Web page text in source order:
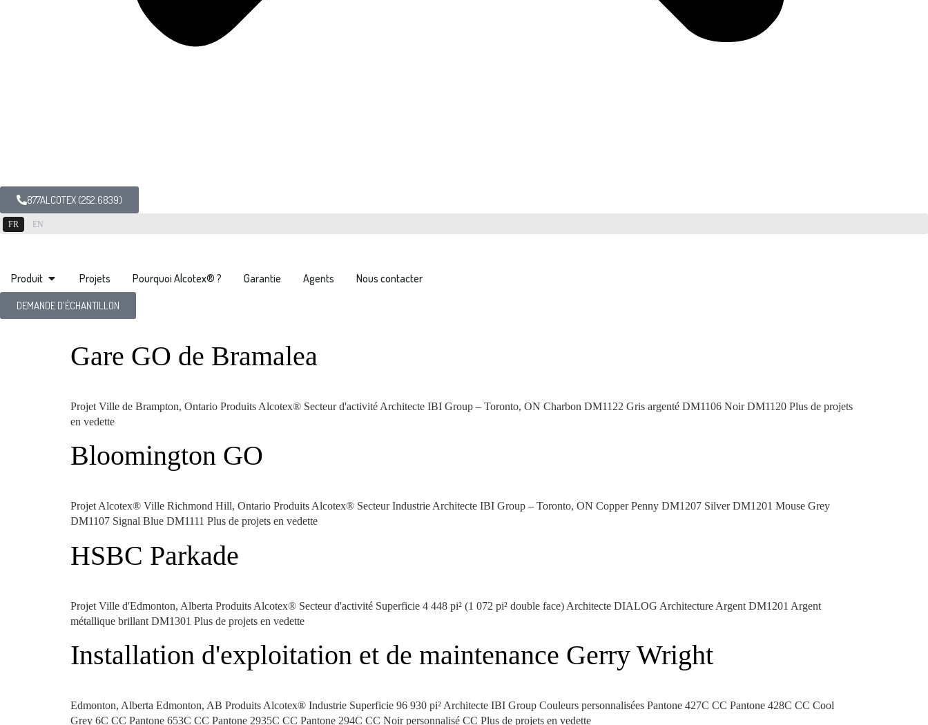
877ALCOTEX (252.6839)
FR EN
Produit Projets Pourquoi Alcotex® ? Garantie Agents Nous contacter
DEMANDE D'ÉCHANTILLON
Gare GO de Bramalea
Projet Ville de Brampton, Ontario Produits Alcotex® Secteur d'activité Architecte IBI Group – Toronto, ON Charbon DM1122 Gris argenté DM1106 Noir DM1120 Plus de projets
en vedette
Bloomington GO
Projet Alcotex® Ville Richmond Hill, Ontario Produits Alcotex® Secteur Industrie Architecte IBI Group – Toronto, ON Copper Penny DM1207 Silver DM1201 Mouse Grey
DM1107 Signal Blue DM1111 Plus de projets en vedette
HSBC Parkade
Projet Ville d'Edmonton, Alberta Produits Alcotex® Secteur d'activité Superficie 4 448 pi² (1 072 pi² double face) Architecte DIALOG Architecture Argent DM1201 Argent
métallique brillant DM1301 Plus de projets en vedette
Installation d'exploitation et de maintenance Gerry Wright
Edmonton, Alberta Edmonton, AB Produits Alcotex® Industrie Superficie 96 930 pi² Architecte IBI Group Couleurs personnalisées Pantone 427C CC Pantone 428C CC Cool
Grey 6C CC Pantone 653C CC Pantone 2935C CC Pantone 294C CC Noir personnalisé CC Plus de projets en vedette